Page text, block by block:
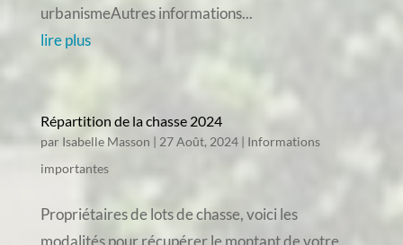
urbanismeAutres informations...
lire plus
Répartition de la chasse 2024
par Isabelle Masson | 27 Août, 2024| Informations
importantes
Propriétaires de lots de chasse, voici les
modalités pour récupérer le montant de votre